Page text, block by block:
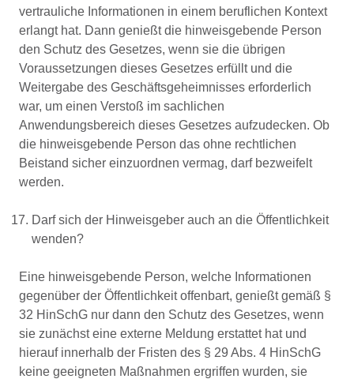
vertrauliche Informationen in einem beruflichen Kontext
erlangt hat. Dann genießt die hinweisgebende Person
den Schutz des Gesetzes, wenn sie die übrigen
Voraussetzungen dieses Gesetzes erfüllt und die
Weitergabe des Geschäftsgeheimnisses erforderlich
war, um einen Verstoß im sachlichen
Anwendungsbereich dieses Gesetzes aufzudecken. Ob
die hinweisgebende Person das ohne rechtlichen
Beistand sicher einzuordnen vermag, darf bezweifelt
werden.
Darf sich der Hinweisgeber auch an die Öffentlichkeit
wenden?
Eine hinweisgebende Person, welche Informationen
gegenüber der Öffentlichkeit offenbart, genießt gemäß §
32 HinSchG nur dann den Schutz des Gesetzes, wenn
sie zunächst eine externe Meldung erstattet hat und
hierauf innerhalb der Fristen des § 29 Abs. 4 HinSchG
keine geeigneten Maßnahmen ergriffen wurden, sie